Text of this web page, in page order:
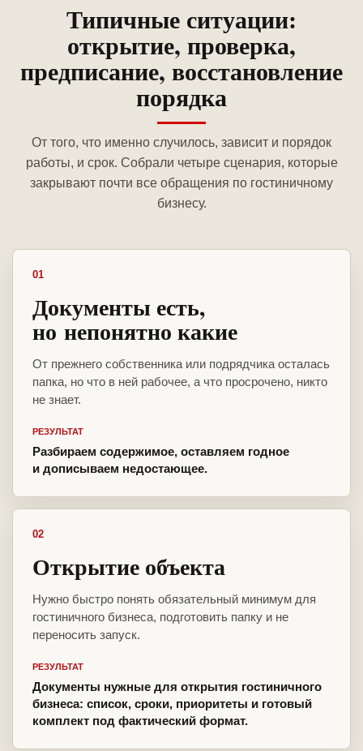
Типичные ситуации:
открытие, проверка,
предписание, восстановление
порядка
От того, что именно случилось, зависит и порядок
работы, и срок. Собрали четыре сценария, которые
закрывают почти все обращения по гостиничному
бизнесу.
01
Документы есть,
но непонятно какие
От прежнего собственника или подрядчика осталась
папка, но что в ней рабочее, а что просрочено, никто
не знает.
РЕЗУЛЬТАТ
Разбираем содержимое, оставляем годное
и дописываем недостающее.
02
Открытие объекта
Нужно быстро понять обязательный минимум для
гостиничного бизнеса, подготовить папку и не
переносить запуск.
РЕЗУЛЬТАТ
Документы нужные для открытия гостиничного
бизнеса: список, сроки, приоритеты и готовый
комплект под фактический формат.